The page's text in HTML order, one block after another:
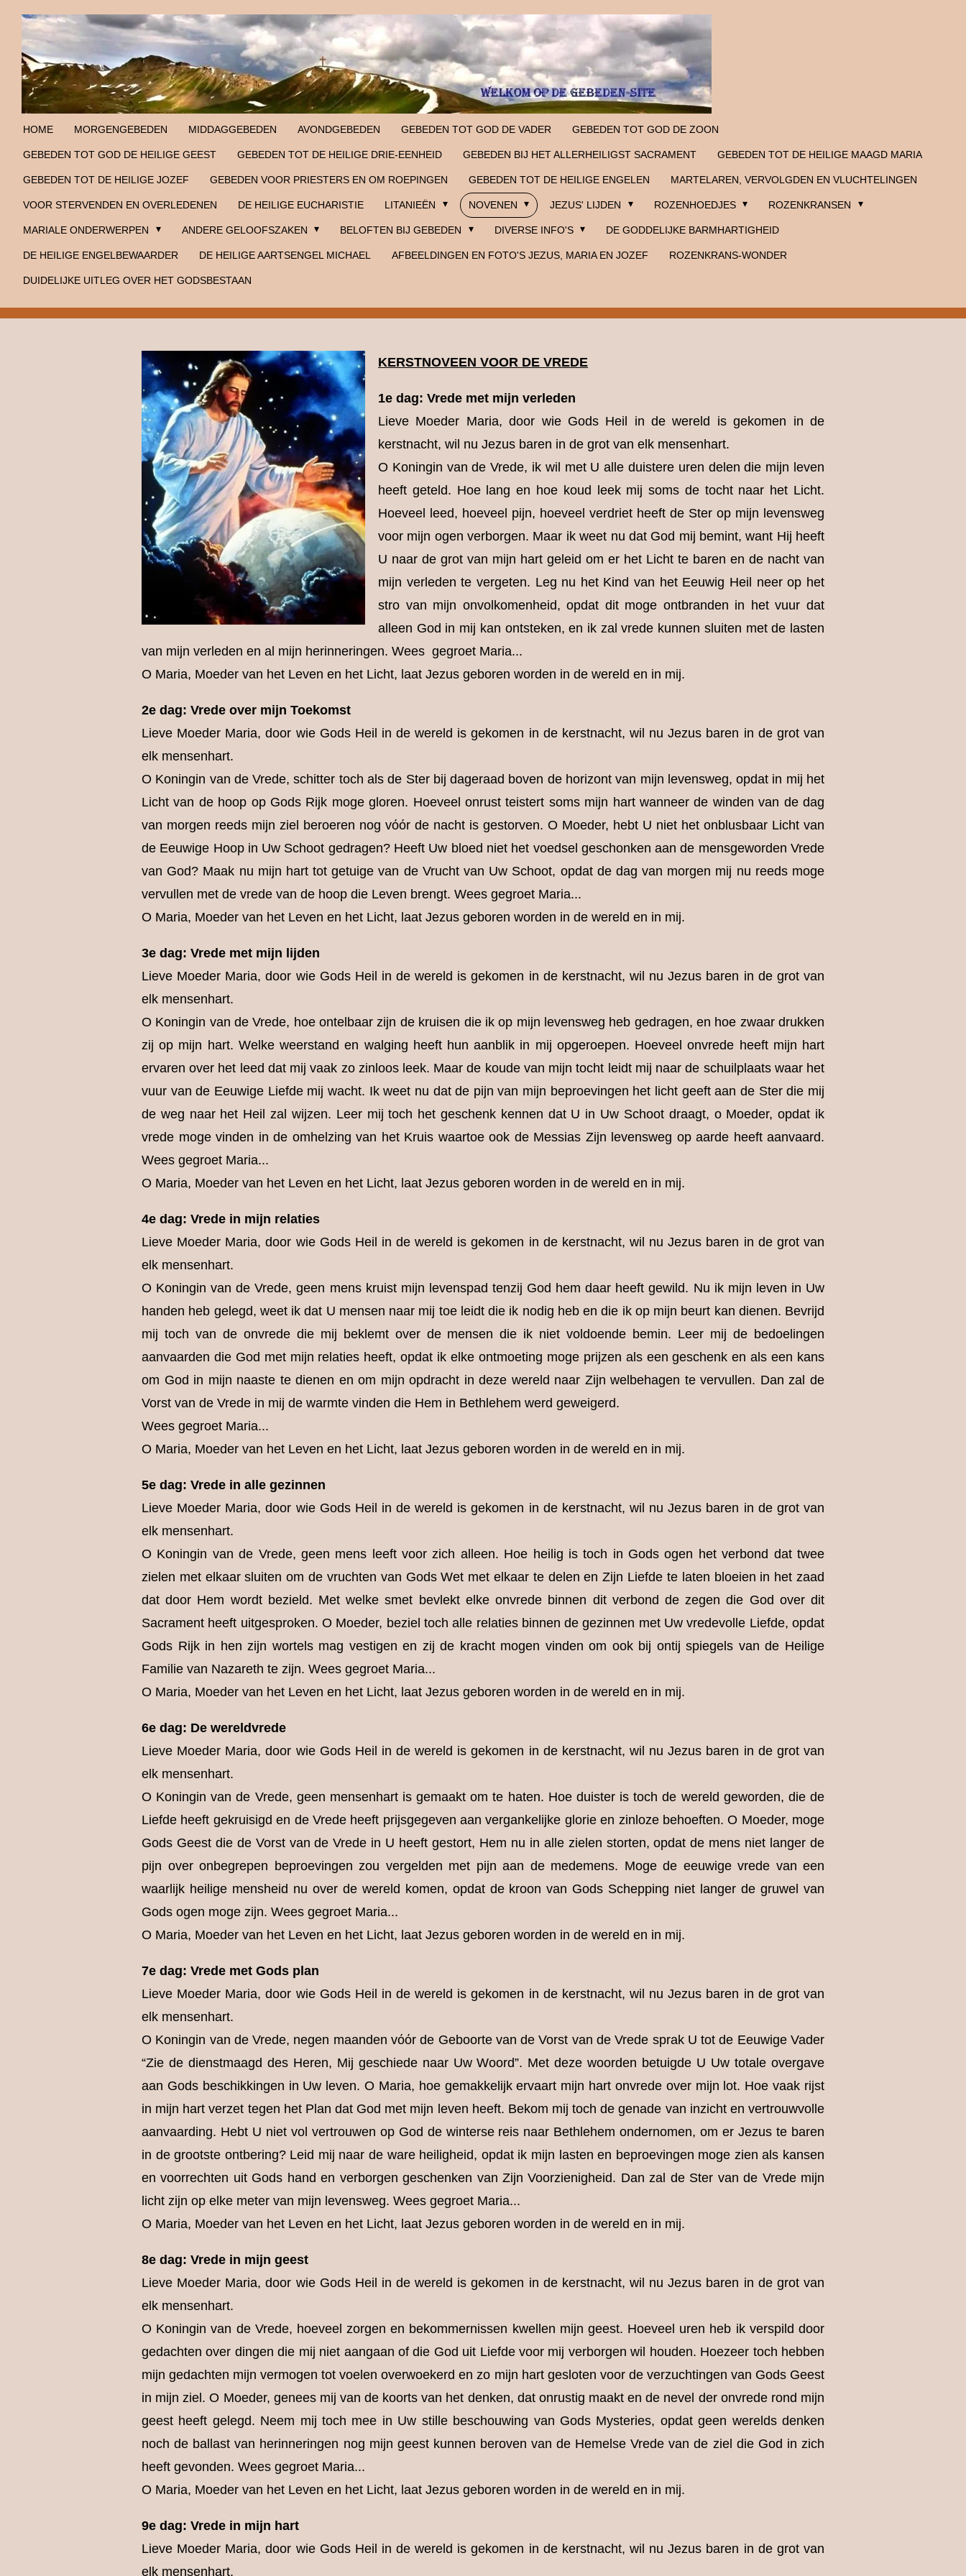
Ga
direct
naar
hoofdinhoud
HOME MORGENGEBEDEN MIDDAGGEBEDEN AVONDGEBEDEN GEBEDEN TOT GOD DE VADER GEBEDEN TOT GOD DE ZOON
GEBEDEN TOT GOD DE HEILIGE GEEST GEBEDEN TOT DE HEILIGE DRIE-EENHEID GEBEDEN BIJ HET ALLERHEILIGST SACRAMENT GEBEDEN TOT DE HEILIGE MAAGD MARIA
GEBEDEN TOT DE HEILIGE JOZEF GEBEDEN VOOR PRIESTERS EN OM ROEPINGEN GEBEDEN TOT DE HEILIGE ENGELEN MARTELAREN, VERVOLGDEN EN VLUCHTELINGEN
VOOR STERVENDEN EN OVERLEDENEN DE HEILIGE EUCHARISTIE LITANIEËN NOVENEN JEZUS' LIJDEN ROZENHOEDJES ROZENKRANSEN
MARIALE ONDERWERPEN ANDERE GELOOFSZAKEN BELOFTEN BIJ GEBEDEN DIVERSE INFO'S DE GODDELIJKE BARMHARTIGHEID
DE HEILIGE ENGELBEWAARDER DE HEILIGE AARTSENGEL MICHAEL AFBEELDINGEN EN FOTO'S JEZUS, MARIA EN JOZEF ROZENKRANS-WONDER
DUIDELIJKE UITLEG OVER HET GODSBESTAAN
KERSTNOVEEN VOOR DE VREDE
1e dag: Vrede met mijn verleden
Lieve Moeder Maria, door wie Gods Heil in de wereld is gekomen in de
kerstnacht, wil nu Jezus baren in de grot van elk mensenhart.
O Koningin van de Vrede, ik wil met U alle duistere uren delen die mijn leven
heeft geteld. Hoe lang en hoe koud leek mij soms de tocht naar het Licht.
Hoeveel leed, hoeveel pijn, hoeveel verdriet heeft de Ster op mijn levensweg
voor mijn ogen verborgen. Maar ik weet nu dat God mij bemint, want Hij heeft
U naar de grot van mijn hart geleid om er het Licht te baren en de nacht van
mijn verleden te vergeten. Leg nu het Kind van het Eeuwig Heil neer op het
stro van mijn onvolkomenheid, opdat dit moge ontbranden in het vuur dat
alleen God in mij kan ontsteken, en ik zal vrede kunnen sluiten met de lasten
van mijn verleden en al mijn herinneringen. Wees gegroet Maria...
O Maria, Moeder van het Leven en het Licht, laat Jezus geboren worden in de wereld en in mij.
2e dag: Vrede over mijn Toekomst
Lieve Moeder Maria, door wie Gods Heil in de wereld is gekomen in de kerstnacht, wil nu Jezus baren in de grot van
elk mensenhart.
O Koningin van de Vrede, schitter toch als de Ster bij dageraad boven de horizont van mijn levensweg, opdat in mij het
Licht van de hoop op Gods Rijk moge gloren. Hoeveel onrust teistert soms mijn hart wanneer de winden van de dag
van morgen reeds mijn ziel beroeren nog vόόr de nacht is gestorven. O Moeder, hebt U niet het onblusbaar Licht van
de Eeuwige Hoop in Uw Schoot gedragen? Heeft Uw bloed niet het voedsel geschonken aan de mensgeworden Vrede
van God? Maak nu mijn hart tot getuige van de Vrucht van Uw Schoot, opdat de dag van morgen mij nu reeds moge
vervullen met de vrede van de hoop die Leven brengt. Wees gegroet Maria...
O Maria, Moeder van het Leven en het Licht, laat Jezus geboren worden in de wereld en in mij.
3e dag: Vrede met mijn lijden
Lieve Moeder Maria, door wie Gods Heil in de wereld is gekomen in de kerstnacht, wil nu Jezus baren in de grot van
elk mensenhart.
O Koningin van de Vrede, hoe ontelbaar zijn de kruisen die ik op mijn levensweg heb gedragen, en hoe zwaar drukken
zij op mijn hart. Welke weerstand en walging heeft hun aanblik in mij opgeroepen. Hoeveel onvrede heeft mijn hart
ervaren over het leed dat mij vaak zo zinloos leek. Maar de koude van mijn tocht leidt mij naar de schuilplaats waar het
vuur van de Eeuwige Liefde mij wacht. Ik weet nu dat de pijn van mijn beproevingen het licht geeft aan de Ster die mij
de weg naar het Heil zal wijzen. Leer mij toch het geschenk kennen dat U in Uw Schoot draagt, o Moeder, opdat ik
vrede moge vinden in de omhelzing van het Kruis waartoe ook de Messias Zijn levensweg op aarde heeft aanvaard.
Wees gegroet Maria...
O Maria, Moeder van het Leven en het Licht, laat Jezus geboren worden in de wereld en in mij.
4e dag: Vrede in mijn relaties
Lieve Moeder Maria, door wie Gods Heil in de wereld is gekomen in de kerstnacht, wil nu Jezus baren in de grot van
elk mensenhart.
O Koningin van de Vrede, geen mens kruist mijn levenspad tenzij God hem daar heeft gewild. Nu ik mijn leven in Uw
handen heb gelegd, weet ik dat U mensen naar mij toe leidt die ik nodig heb en die ik op mijn beurt kan dienen. Bevrijd
mij toch van de onvrede die mij beklemt over de mensen die ik niet voldoende bemin. Leer mij de bedoelingen
aanvaarden die God met mijn relaties heeft, opdat ik elke ontmoeting moge prijzen als een geschenk en als een kans
om God in mijn naaste te dienen en om mijn opdracht in deze wereld naar Zijn welbehagen te vervullen. Dan zal de
Vorst van de Vrede in mij de warmte vinden die Hem in Bethlehem werd geweigerd.
Wees gegroet Maria...
O Maria, Moeder van het Leven en het Licht, laat Jezus geboren worden in de wereld en in mij.
5e dag: Vrede in alle gezinnen
Lieve Moeder Maria, door wie Gods Heil in de wereld is gekomen in de kerstnacht, wil nu Jezus baren in de grot van
elk mensenhart.
O Koningin van de Vrede, geen mens leeft voor zich alleen. Hoe heilig is toch in Gods ogen het verbond dat twee
zielen met elkaar sluiten om de vruchten van Gods Wet met elkaar te delen en Zijn Liefde te laten bloeien in het zaad
dat door Hem wordt bezield. Met welke smet bevlekt elke onvrede binnen dit verbond de zegen die God over dit
Sacrament heeft uitgesproken. O Moeder, beziel toch alle relaties binnen de gezinnen met Uw vredevolle Liefde, opdat
Gods Rijk in hen zijn wortels mag vestigen en zij de kracht mogen vinden om ook bij ontij spiegels van de Heilige
Familie van Nazareth te zijn. Wees gegroet Maria...
O Maria, Moeder van het Leven en het Licht, laat Jezus geboren worden in de wereld en in mij.
6e dag: De wereldvrede
Lieve Moeder Maria, door wie Gods Heil in de wereld is gekomen in de kerstnacht, wil nu Jezus baren in de grot van
elk mensenhart.
O Koningin van de Vrede, geen mensenhart is gemaakt om te haten. Hoe duister is toch de wereld geworden, die de
Liefde heeft gekruisigd en de Vrede heeft prijsgegeven aan vergankelijke glorie en zinloze behoeften. O Moeder, moge
Gods Geest die de Vorst van de Vrede in U heeft gestort, Hem nu in alle zielen storten, opdat de mens niet langer de
pijn over onbegrepen beproevingen zou vergelden met pijn aan de medemens. Moge de eeuwige vrede van een
waarlijk heilige mensheid nu over de wereld komen, opdat de kroon van Gods Schepping niet langer de gruwel van
Gods ogen moge zijn. Wees gegroet Maria...
O Maria, Moeder van het Leven en het Licht, laat Jezus geboren worden in de wereld en in mij.
7e dag: Vrede met Gods plan
Lieve Moeder Maria, door wie Gods Heil in de wereld is gekomen in de kerstnacht, wil nu Jezus baren in de grot van
elk mensenhart.
O Koningin van de Vrede, negen maanden vόόr de Geboorte van de Vorst van de Vrede sprak U tot de Eeuwige Vader
“Zie de dienstmaagd des Heren, Mij geschiede naar Uw Woord”. Met deze woorden betuigde U Uw totale overgave
aan Gods beschikkingen in Uw leven. O Maria, hoe gemakkelijk ervaart mijn hart onvrede over mijn lot. Hoe vaak rijst
in mijn hart verzet tegen het Plan dat God met mijn leven heeft. Bekom mij toch de genade van inzicht en vertrouwvolle
aanvaarding. Hebt U niet vol vertrouwen op God de winterse reis naar Bethlehem ondernomen, om er Jezus te baren
in de grootste ontbering? Leid mij naar de ware heiligheid, opdat ik mijn lasten en beproevingen moge zien als kansen
en voorrechten uit Gods hand en verborgen geschenken van Zijn Voorzienigheid. Dan zal de Ster van de Vrede mijn
licht zijn op elke meter van mijn levensweg. Wees gegroet Maria...
O Maria, Moeder van het Leven en het Licht, laat Jezus geboren worden in de wereld en in mij.
8e dag: Vrede in mijn geest
Lieve Moeder Maria, door wie Gods Heil in de wereld is gekomen in de kerstnacht, wil nu Jezus baren in de grot van
elk mensenhart.
O Koningin van de Vrede, hoeveel zorgen en bekommernissen kwellen mijn geest. Hoeveel uren heb ik verspild door
gedachten over dingen die mij niet aangaan of die God uit Liefde voor mij verborgen wil houden. Hoezeer toch hebben
mijn gedachten mijn vermogen tot voelen overwoekerd en zo mijn hart gesloten voor de verzuchtingen van Gods Geest
in mijn ziel. O Moeder, genees mij van de koorts van het denken, dat onrustig maakt en de nevel der onvrede rond mijn
geest heeft gelegd. Neem mij toch mee in Uw stille beschouwing van Gods Mysteries, opdat geen werelds denken
noch de ballast van herinneringen nog mijn geest kunnen beroven van de Hemelse Vrede van de ziel die God in zich
heeft gevonden. Wees gegroet Maria...
O Maria, Moeder van het Leven en het Licht, laat Jezus geboren worden in de wereld en in mij.
9e dag: Vrede in mijn hart
Lieve Moeder Maria, door wie Gods Heil in de wereld is gekomen in de kerstnacht, wil nu Jezus baren in de grot van
elk mensenhart.